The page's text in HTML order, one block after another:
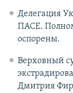
Делегация
ПАСЕ.
оспорены.
Верховный
Дмитрия